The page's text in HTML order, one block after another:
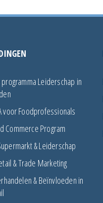
Leiderschap in
voor Foodprofessionals
Commerce Program
& Leiderschap
& Trade Marketing
& Beïnvloeden in